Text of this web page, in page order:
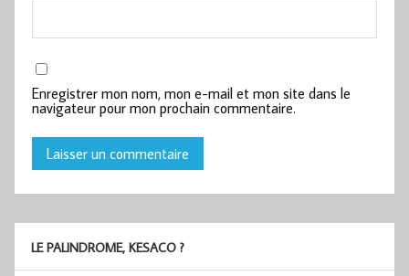
Enregistrer mon nom, mon e-mail et mon site dans le
navigateur pour mon prochain commentaire.
LE PALINDROME, KESACO ?